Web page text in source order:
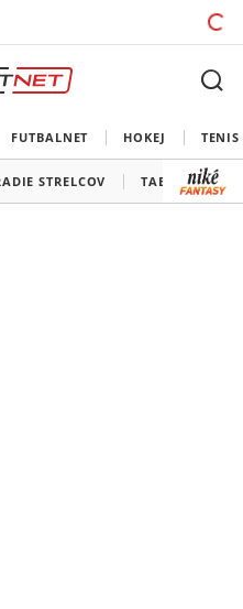
FUTBALNET HOKEJ TENIS
STRELCOV TABUĽKY A